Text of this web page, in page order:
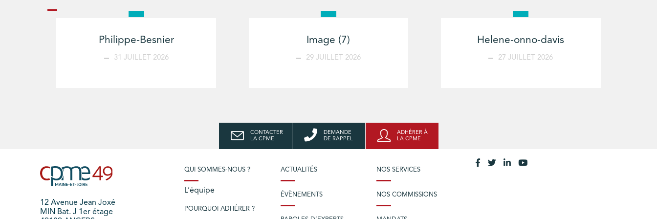
Philippe-Besnier
31 JUILLET 2026
Image (7)
29 JUILLET 2026
Helene-onno-davis
27 JUILLET 2026
CONTACTER
LA CPME
DEMANDE
DE RAPPEL
ADHÉRER À
LA CPME
12 Avenue Jean Joxé
MIN Bat. J 1er étage
QUI SOMMES-NOUS ?
L’équipe
POURQUOI ADHÉRER ?
ACTUALITÉS
ÉVÈNEMENTS
NOS SERVICES
NOS COMMISSIONS